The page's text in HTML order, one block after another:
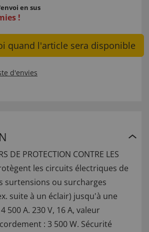
en sus
!
quand l'article sera disponible
d'envies
DE PROTECTION CONTRE LES
les circuits électriques de
surtensions ou surcharges
suite à un éclair) jusqu'à une
500 A. 230 V, 16 A, valeur
: 3 500 W. Sécurité